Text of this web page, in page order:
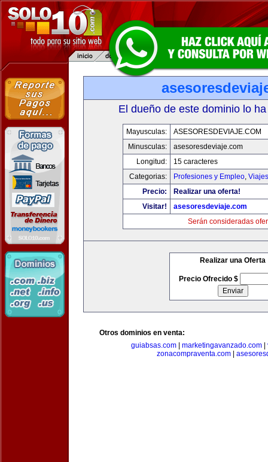
El dueño de este dominio lo
Mayusculas:
ASESORESDEVIAJE.COM
Minusculas:
asesoresdeviaje.com
Longitud:
15 caracteres
Categorias:
Profesiones y Empleo,
Precio:
Realizar una oferta!
Visitar!
asesoresdeviaje.com
Serán consideradas
Realizar una Oferta
Precio Ofrecido $
Otros dominios en venta:
guiabsas.com
marketingavanzado.com
zonacompraventa.com|